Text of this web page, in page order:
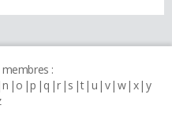
:
n o p q r s t u v w x y